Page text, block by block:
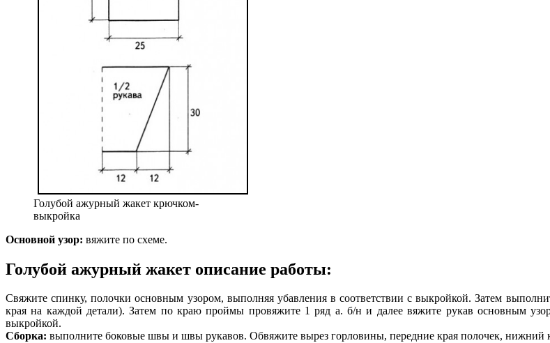
Голубой ажурный жакет крючком-
выкройка
Основной узор: вяжите по схеме.
Голубой ажурный жакет описание работы:
Свяжите спинку, полочки основным узором, выполняя убавления в соответствии с выкройкой. Затем
края на каждой детали). Затем по краю проймы провяжите 1 ряд а. б/ни далее вяжите рукав основным
выкройкой.
Сборка: выполните боковые швы и швы рукавов. Обвяжите вырез горловины, передние края полочек, нижний